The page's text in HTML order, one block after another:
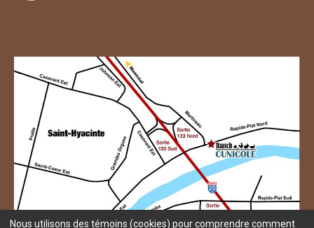
Nous utilisons des témoins (cookies) pour comprendre comment